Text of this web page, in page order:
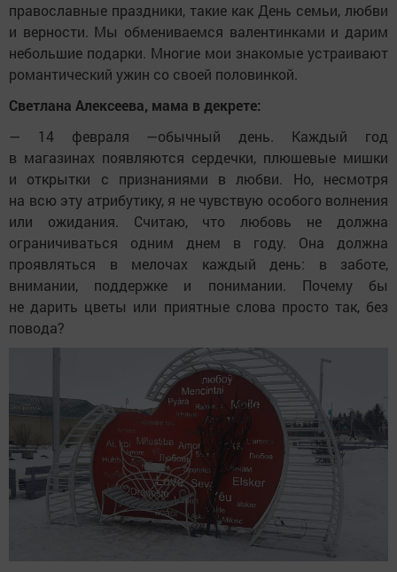
православные праздники, такие как День семьи, любви
и верности. Мы обмениваемся валентинками и дарим
небольшие подарки. Многие мои знакомые устраивают
романтический ужин со своей половинкой.
Светлана Алексеева, мама в декрете:
— 14 февраля —обычный день. Каждый год
в магазинах появляются сердечки, плюшевые мишки
и открытки с признаниями в любви. Но, несмотря
на всю эту атрибутику, я не чувствую особого волнения
или ожидания. Считаю, что любовь не должна
ограничиваться одним днем в году. Она должна
проявляться в мелочах каждый день: в заботе,
внимании, поддержке и понимании. Почему бы
не дарить цветы или приятные слова просто так, без
повода?